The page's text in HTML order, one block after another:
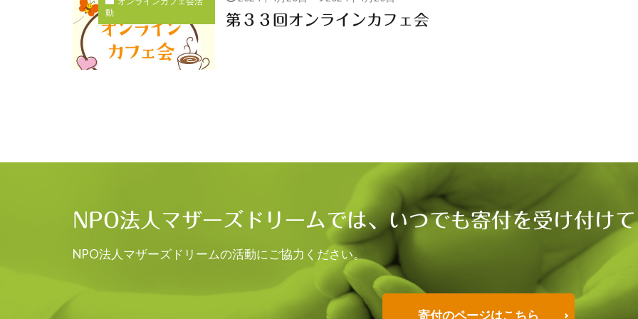
動
第３３回オンラインカフェ会
NPO法人マザーズドリームでは、いつでも寄付を受け付け
NPO法人マザーズドリームの活動にご協力ください。
寄付のページはこちら